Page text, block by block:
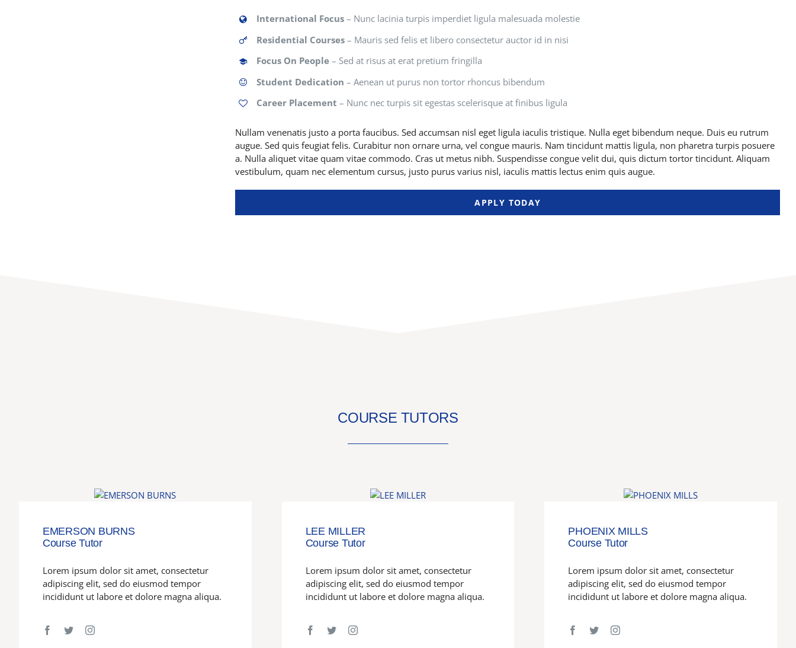
International Focus – Nunc lacinia turpis imperdiet ligula malesuada molestie
Residential Courses – Mauris sed felis et libero consectetur auctor id in nisi
Focus On People – Sed at risus at erat pretium fringilla
Student Dedication – Aenean ut purus non tortor rhoncus bibendum
Career Placement – Nunc nec turpis sit egestas scelerisque at finibus ligula
Nullam venenatis justo a porta faucibus. Sed accumsan nisl eget ligula iaculis tristique. Nulla eget bibendum neque. Duis eu rutrum
augue. Sed quis feugiat felis. Curabitur non ornare urna, vel congue mauris. Nam tincidunt mattis ligula, non pharetra turpis posuere
a. Nulla aliquet vitae quam vitae commodo. Cras ut metus nibh. Suspendisse congue velit dui, quis dictum tortor tincidunt. Aliquam
vestibulum, quam nec elementum cursus, justo purus varius nisl, iaculis mattis lectus enim quis augue.
APPLY TODAY
COURSE TUTORS
EMERSON BURNS
Course Tutor
Lorem ipsum dolor sit amet, consectetur
adipiscing elit, sed do eiusmod tempor
incididunt ut labore et dolore magna aliqua.
LEE MILLER
Course Tutor
Lorem ipsum dolor sit amet, consectetur
adipiscing elit, sed do eiusmod tempor
incididunt ut labore et dolore magna aliqua.
PHOENIX MILLS
Course Tutor
Lorem ipsum dolor sit amet, consectetur
adipiscing elit, sed do eiusmod tempor
incididunt ut labore et dolore magna aliqua.